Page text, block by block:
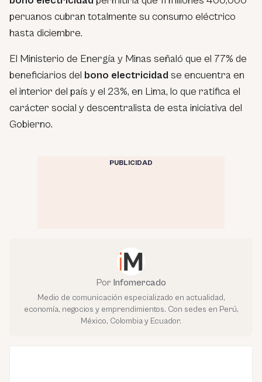
peruanos cubran totalmente su consumo eléctrico
hasta diciembre.
El Ministerio de Energía y Minas señaló que el 77% de
beneficiarios del bono electricidad se encuentra en
el interior del país y el 23%, en Lima, lo que ratifica el
carácter social y descentralista de esta iniciativa del
Gobierno.
PUBLICIDAD
Por Infomercado
Medio de comunicación especializado en actualidad,
economía, negocios y emprendimientos. Con sedes en Perú,
México, Colombia y Ecuador.